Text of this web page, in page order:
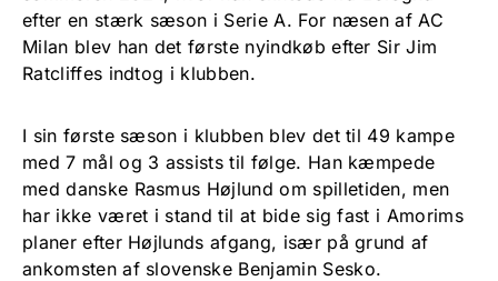
efter en stærk sæson i Serie A. For næsen af AC
Milan blev han det første nyindkøb efter Sir Jim
Ratcliffes indtog i klubben.
I sin første sæson i klubben blev det til 49 kampe
med 7 mål og 3 assists til følge. Han kæmpede
med danske Rasmus Højlund om spilletiden, men
har ikke været i stand til at bide sig fast i Amorims
planer efter Højlunds afgang, især på grund af
ankomsten af slovenske Benjamin Sesko.